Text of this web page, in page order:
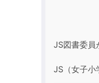
JS図書委員
JS（女子